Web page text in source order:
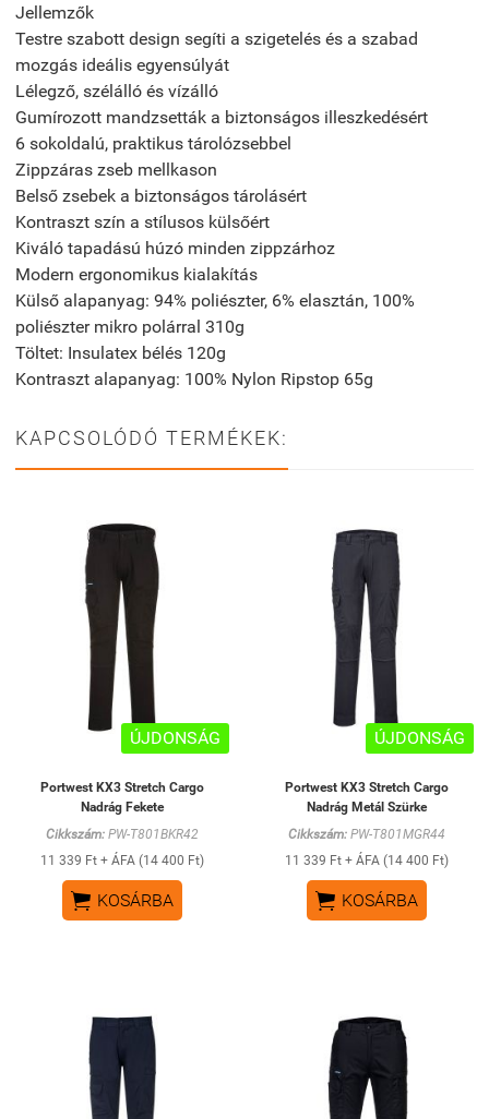
Jellemzők
Testre szabott design segíti a szigetelés és a szabad
mozgás ideális egyensúlyát
Lélegző, szélálló és vízálló
Gumírozott mandzsetták a biztonságos illeszkedésért
6 sokoldalú, praktikus tárolózsebbel
Zippzáras zseb mellkason
Belső zsebek a biztonságos tárolásért
Kontraszt szín a stílusos külsőért
Kiváló tapadású húzó minden zippzárhoz
Modern ergonomikus kialakítás
Külső alapanyag: 94% poliészter, 6% elasztán, 100%
poliészter mikro polárral 310g
Töltet: Insulatex bélés 120g
Kontraszt alapanyag: 100% Nylon Ripstop 65g
KAPCSOLÓDÓ TERMÉKEK:
ÚJDONSÁG
Portwest KX3 Stretch Cargo
Nadrág Fekete
Cikkszám: PW-T801BKR42
11 339 Ft + ÁFA (14 400 Ft)
 KOSÁRBA
ÚJDONSÁG
Portwest KX3 Stretch Cargo
Nadrág Metál Szürke
Cikkszám: PW-T801MGR44
11 339 Ft + ÁFA (14 400 Ft)
 KOSÁRBA